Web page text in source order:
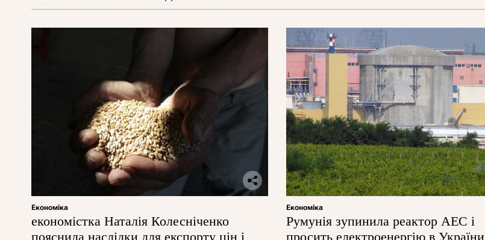
Економіка
економістка Наталія Колесніченко
пояснила наслідки для експорту цін і
Економіка
Румунія зупинила реактор АЕС і
просить електроенергію в України